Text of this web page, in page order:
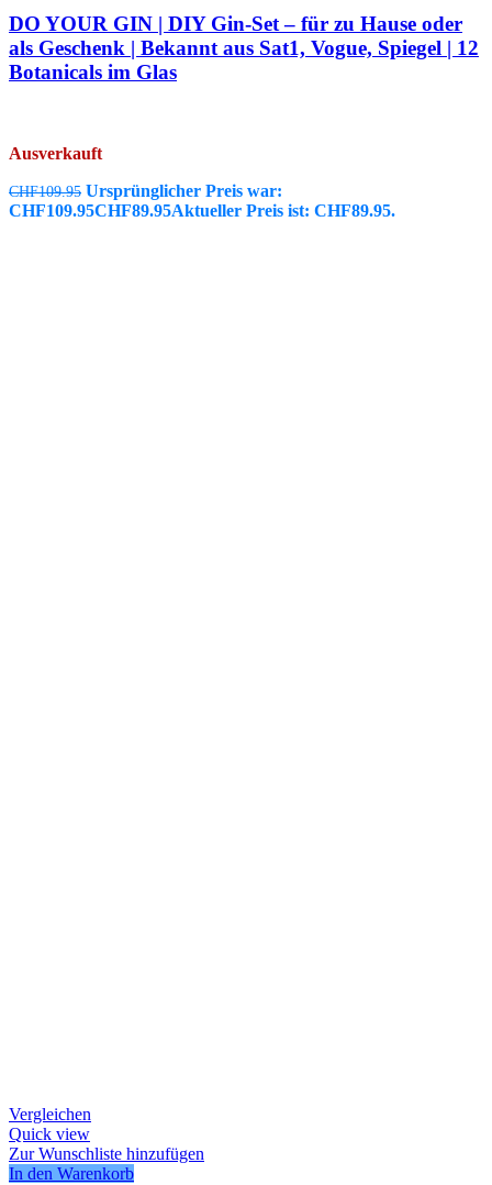
DO YOUR GIN | DIY Gin-Set – für zu Hause oder
als Geschenk | Bekannt aus Sat1, Vogue, Spiegel | 12
Botanicals im Glas
Ausverkauft
CHF109.95 Ursprünglicher Preis war:
CHF109.95CHF89.95Aktueller Preis ist: CHF89.95.
Vergleichen
Quick view
Zur Wunschliste hinzufügen
In den Warenkorb